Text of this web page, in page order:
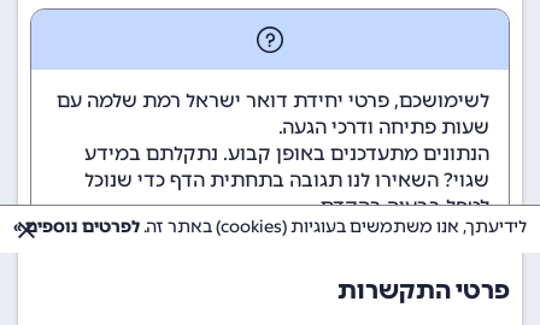
לשימושכם, פרטי יחידת דואר ישראל רמת שלמה עם
שעות פתיחה ודרכי הגעה.
הנתונים מתעדכנים באופן קבוע. נתקלתם במידע
שגוי? השאירו לנו תגובה בתחתית הדף כדי שנוכל
לטפל בבעיה בהקדם.
פרטי התקשרות
לידיעתך, אנו משתמשים בעוגיות (cookies) באתר זה. לפרטים נוספים »